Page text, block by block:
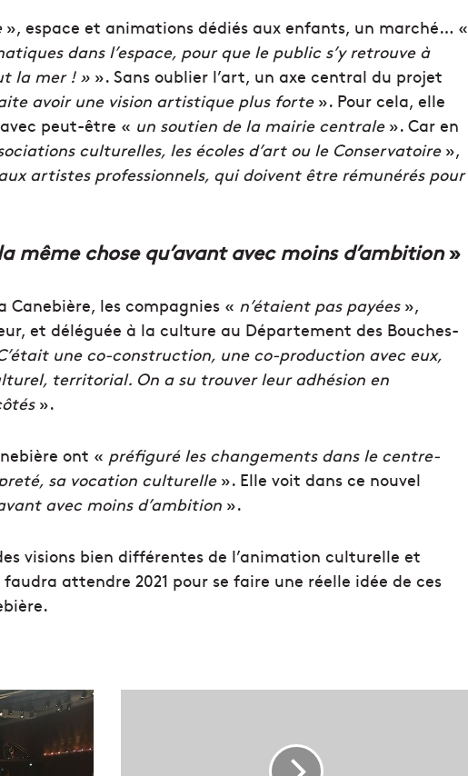
», espace et animations dédiés aux enfants, un marché… «
dans l’espace, pour que le public s’y retrouve à
la mer ! » ». Sans oublier l’art, un axe central du projet
avoir une vision artistique plus forte». Pour cela, elle
peut-être « un soutien de la mairie centrale». Car en
culturelles, les écoles d’art ou le Conservatoire»,
artistes professionnels, qui doivent être rémunérés pour
même chose qu’avant avec moins d’ambition»
Canebière, les compagnies « n’étaient pas payées»,
et déléguée à la culture au Département des Bouches-
une co-construction, une co-production avec eux,
territorial. On a su trouver leur adhésion en
».
ont « préfiguré les changements dans le centre-
sa vocation culturelle». Elle voit dans ce nouvel
avec moins d’ambition ».
visions bien différentes de l’animation culturelle et
attendre 2021 pour se faire une réelle idée de ces